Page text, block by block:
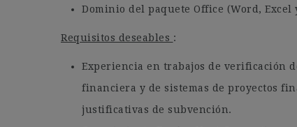
Dominio del paquete Office (Word, Excel
Requisitos deseables :
Experiencia en trabajos de verificación
financiera y de sistemas de proyectos
justificativas de subvención.